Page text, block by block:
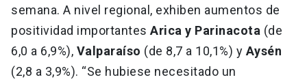
semana. A nivel regional, exhiben aumentos de
positividad importantes Arica y Parinacota (de
6,0 a 6,9%), Valparaíso (de 8,7 a 10,1%) y Aysén
(2,8 a 3,9%). “Se hubiese necesitado un